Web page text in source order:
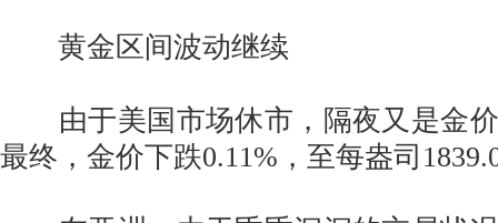
黄金区间波动继续
由于美国市场休市，隔夜又是金价
最终，金价下跌0.11%，至每盎司